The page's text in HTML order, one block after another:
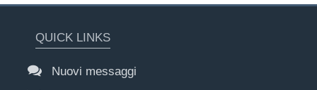
QUICK LINKS
Nuovi messaggi